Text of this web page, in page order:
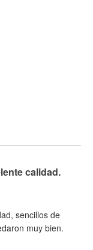
calidad.
sencillos de
muy bien.